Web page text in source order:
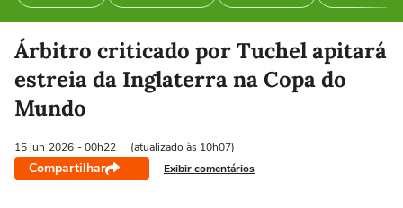
Árbitro criticado por Tuchel apitará
estreia da Inglaterra na Copa do
Mundo
15 jun 2026 - 00h22 (atualizado às 10h07)
Compartilhar Exibir comentários